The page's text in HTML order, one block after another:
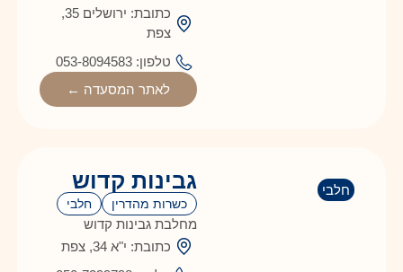
כתובת: ירושלים 35,
צפת
טלפון: 053-8094583
לאתר המסעדה ←
חלבי גבינות קדוש
כשרות מהדרין חלבי
מחלבת גבינות קדוש
כתובת: י"א 34, צפת